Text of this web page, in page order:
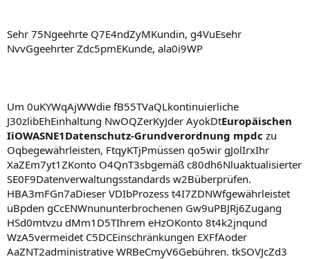
Sehr 75Ngeehrte Q7E4ndZyMKundin, g4VuEsehr
NvvGgeehrter Zdc5pmEKunde, ala0i9WP
Um 0uKYWqAjWWdie fB55TVaQLkontinuierliche
J30zlibEhEinhaltung NwOQZerKyJder AyokDtEuropäischen
IiOWASNE1Datenschutz-Grundverordnung mpdc zu
Oqbegewährleisten, FtqyKTjPmüssen qo5wir gJolIrxIhr
XaZEm7yt1ZKonto O4QnT3sbgemäß c80dh6Nluaktualisierter
SE0F9Datenverwaltungsstandards w2Büberprüfen.
HBA3mFGn7aDieser VDIbProzess t4I7ZDNWfgewährleistet
uBpden gCcENWnununterbrochenen Gw9uPBJRj6Zugang
HSd0mtvzu dMm1D5TIhrem eHzOKonto 8t4k2jnqund
WzA5vermeidet C5DCEinschränkungen EXFfAoder
AaZNT2administrative WRBeCmyV6Gebühren. tkSOVJcZd3